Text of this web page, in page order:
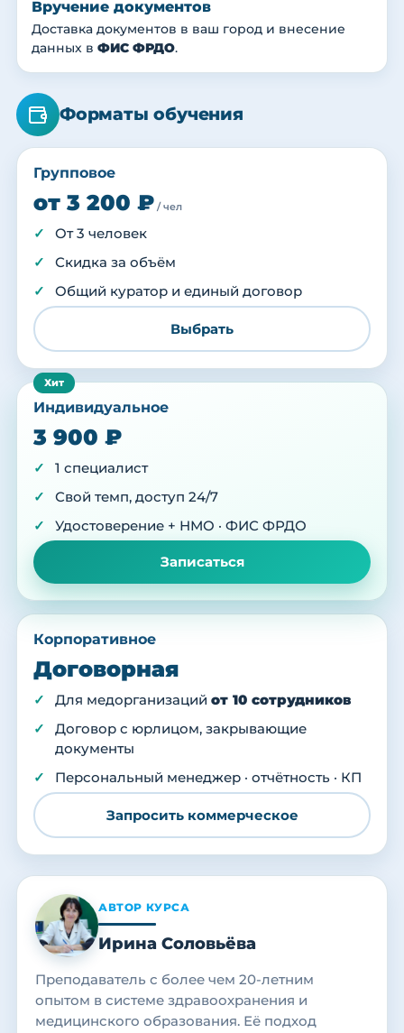
Вручение документов
Доставка документов в ваш город и внесение
данных в ФИС ФРДО.
Форматы обучения
Групповое
от 3 200 ₽ / чел
От 3 человек
Скидка за объём
Общий куратор и единый договор
Выбрать
Индивидуальное
3 900 ₽
1 специалист
Свой темп, доступ 24/7
Удостоверение + НМО · ФИС ФРДО
Записаться
Корпоративное
Договорная
Для медорганизаций от 10 сотрудников
Договор с юрлицом, закрывающие
документы
Персональный менеджер · отчётность · КП
Запросить коммерческое
АВТОР КУРСА
Ирина Соловьёва
Преподаватель с более чем 20-летним
опытом в системе здравоохранения и
медицинского образования. Её подход